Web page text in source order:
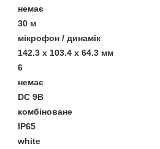
немає
30 м
мікрофон / динамік
142.3 x 103.4 x 64.3 мм
6
немає
DC 9В
комбіноване
IP65
white